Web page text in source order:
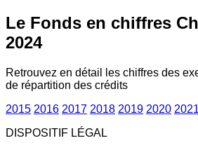
Le Fonds en chiffres
2024
Retrouvez en détail les chiffres des
de répartition des crédits
2015 2016 2017 2018 2019 2020 2021
DISPOSITIF LÉGAL